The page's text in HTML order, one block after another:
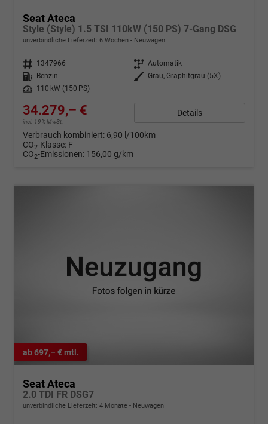
Seat Ateca
Style (Style) 1.5 TSI 110kW (150 PS) 7-Gang DSG
unverbindliche Lieferzeit: 6 Wochen Neuwagen
Fahrzeugnr. 1347966 Getriebe Automatik
Kraftstoff
Benzin Außenfarbe
Grau, Graphitgrau (5X)
Leistung
110 kW (150 PS)
34.279,– €
incl. 19% MwSt.
Details
Verbrauch kombiniert: 6,90 l/100km
CO2-Klasse: F
CO2-Emissionen: 156,00 g/km
ab 697,– € mtl.
Seat Ateca
2.0 TDI FR DSG7
unverbindliche Lieferzeit: 4 Monate Neuwagen